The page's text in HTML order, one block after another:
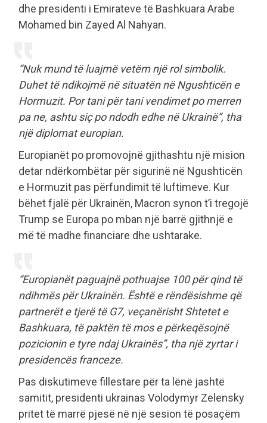
dhe presidenti i Emirateve të Bashkuara Arabe
Mohamed bin Zayed Al Nahyan.
“Nuk mund të luajmë vetëm një rol simbolik.
Duhet të ndikojmë në situatën në Ngushticën e
Hormuzit. Por tani për tani vendimet po merren
pa ne, ashtu siç po ndodh edhe në Ukrainë”, tha
një diplomat europian.
Europianët po promovojnë gjithashtu një mision
detar ndërkombëtar për sigurinë në Ngushticën
e Hormuzit pas përfundimit të luftimeve. Kur
bëhet fjalë për Ukrainën, Macron synon t’i tregojë
Trump se Europa po mban një barrë gjithnjë e
më të madhe financiare dhe ushtarake.
“Europianët paguajnë pothuajse 100 për qind të
ndihmës për Ukrainën. Është e rëndësishme që
partnerët e tjerë të G7, veçanërisht Shtetet e
Bashkuara, të paktën të mos e përkeqësojnë
pozicionin e tyre ndaj Ukrainës”, tha një zyrtar i
presidencës franceze.
Pas diskutimeve fillestare për ta lënë jashtë
samitit, presidenti ukrainas Volodymyr Zelensky
pritet të marrë pjesë në një sesion të posaçëm